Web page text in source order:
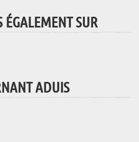
SUR
ADUIS